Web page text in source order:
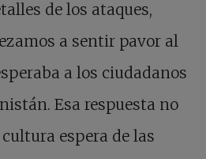
de los ataques,
a sentir pavor al
a los ciudadanos
Esa respuesta no
espera de las